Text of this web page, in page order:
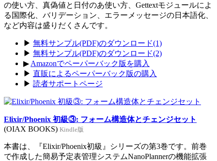
の使い方、真偽値と日付のあ使い方、Gettextモジュールによ
る国際化、バリデーション、エラーメッセージの日本語化、
など内容は盛りだくさんです。
▶ 無料サンプル(PDF)のダウンロード(1)
▶ 無料サンプル(PDF)のダウンロード(2)
▶ Amazonでペーパーバック版を購入
▶ 直販によるペーパーバック版の購入
▶ 読者サポートページ
Elixir/Phoenix 初級③: フォーム構造体とチェンジセット
(OIAX BOOKS) Kindle版
本書は、『Elixir/Phoenix初級』シリーズの第3巻です。前巻
で作成した簡易予定表管理システムNanoPlannerの機能拡張